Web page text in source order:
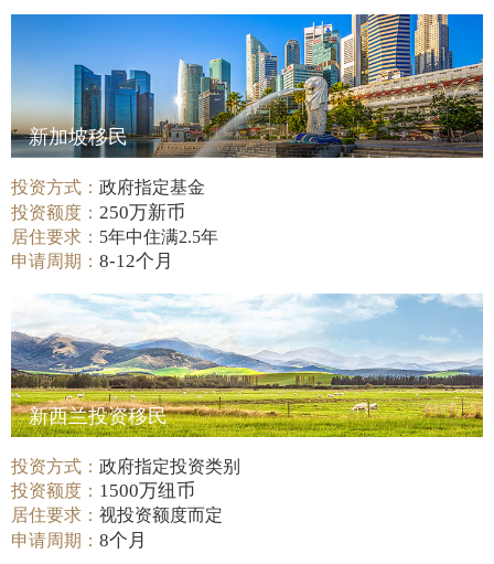
新加坡移民
投资方式：政府指定基金
投资额度： 250万新币
居住要求： 5年中住满2.5年
申请周期：8-12个月
新西兰投资移民
投资方式：政府指定投资类别
投资额度： 1500万纽币
居住要求：视投资额度而定
申请周期：8个月